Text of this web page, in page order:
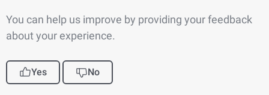
You can help us improve by providing your feedback
about your experience.
Yes No